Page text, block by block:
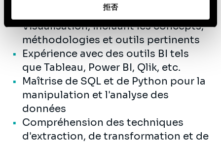
拒否
Solides connaissances en BI et Data
Visualisation, incluant les concepts,
méthodologies et outils pertinents
Expérience avec des outils BI tels
que Tableau, Power BI, Qlik, etc.
Maîtrise de SQL et de Python pour la
manipulation et l'analyse des
données
Compréhension des techniques
d'extraction, de transformation et de